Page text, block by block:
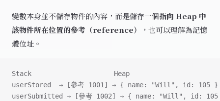
變數本身並不儲存物件的內容，而是儲存一個指向 Heap 中
該物件所在位置的參考（reference）
，也可以理解為記憶
體位址。
Stack                     Heap
userStored  → [參考 1001] → { name: "Will", id: 105 }
userSubmitted → [參考 1002] → { name: "Will", id: